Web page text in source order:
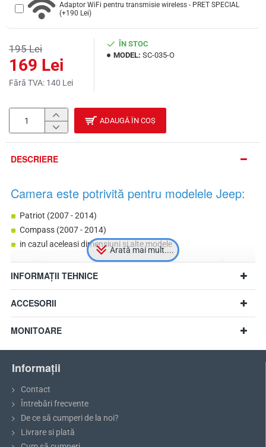
169 Lei
195 Lei
Fără TVA: 140 Lei
ÎN STOC
MODEL: SC-035-O
Adaptor WiFi pentru transmisie wireless - PRET SPECIAL
(+190 Lei)
ADAUGĂ ÎN COȘ
DESCRIERE
Camera este potrivită pentru modelele Jeep:
Patriot (2007 - 2014)
Compass (2007 - 2014)
in cazul aceleasi dimensiuni si alte modele
Recomandare:
INFORMAȚII TEHNICE
ACCESORII
MONITOARE
Informații
Contact
Întrebări frecvente
De ce să cumperi de la noi?
Livrare si plată